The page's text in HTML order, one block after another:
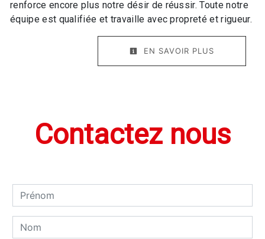
renforce encore plus notre désir de réussir. Toute notre
équipe est qualifiée et travaille avec propreté et rigueur.
EN SAVOIR PLUS
Contactez nous